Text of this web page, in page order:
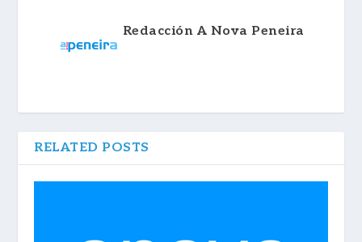
Redacción A Nova Peneira
RELATED POSTS